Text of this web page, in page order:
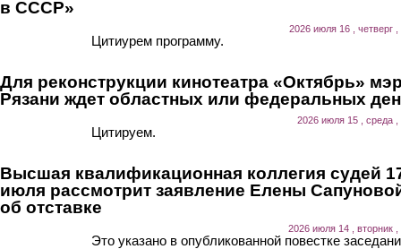
в СССР»
2026 июля 16 , четверг ,
Цитиурем программу.
Для реконструкции кинотеатра «Октябрь»
Рязани ждет областных или федеральных
2026 июля 15 , среда ,
Цитируем.
Высшая квалификационная коллегия судей
июля рассмотрит заявление Елены
об отставке
2026 июля 14 , вторник ,
Это указано в опубликованной повестке